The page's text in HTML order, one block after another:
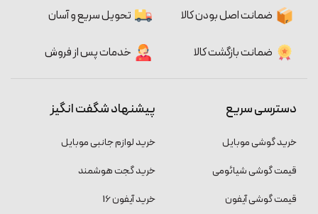
ضمانت اصل بودن کالا تحویل سریع و آسان
ضمانت بازگشت کالا خدمات پس از فروش
دسترسی سریع
خرید گوشی موبایل
قیمت گوشی شیائومی
قیمت گوشی آیفون
پیشنهاد شگفت انگیز
خرید لوازم جانبی موبایل
خرید گجت هوشمند
خرید آیفون 16